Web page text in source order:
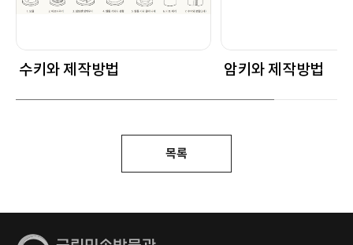
수키와 제작방법 암키와 제작방법
목록